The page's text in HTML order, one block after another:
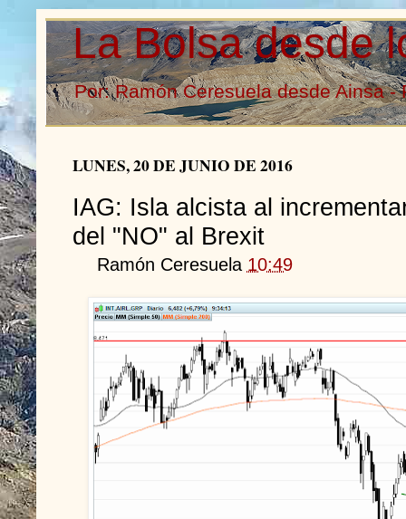
La Bolsa desde
Por: Ramón Ceresuela desde Ainsa -
LUNES, 20 DE JUNIO DE 2016
IAG: Isla alcista al
del "NO" al Brexit
Ramón Ceresuela 10:49